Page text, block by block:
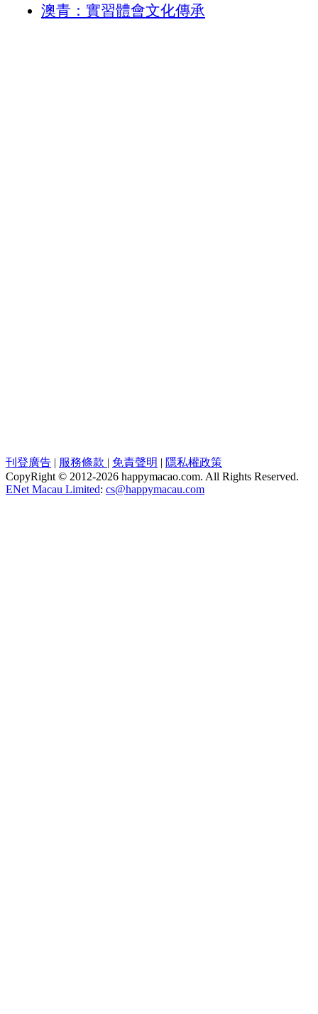
澳青：實習體會文化傳承
刊登廣告 | 服務條款 | 免責聲明 | 隱私權政策
CopyRight © 2012-2026 happymacao.com. All Rights Reserved.
ENet Macau Limited: cs@happymacau.com